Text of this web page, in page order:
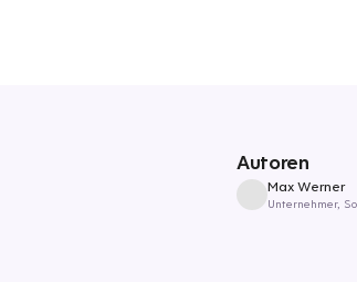
Autoren
Max Werner
Unternehmer,